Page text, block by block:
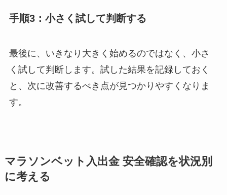
手順3：小さく試して判断する
最後に、いきなり大きく始めるのではなく、小さ
く試して判断します。試した結果を記録しておく
と、次に改善するべき点が見つかりやすくなりま
す。
マラソンベット入出金 安全確認を状況別
に考える